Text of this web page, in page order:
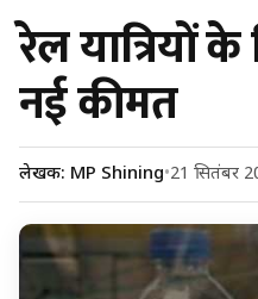
रेल यात्रियों
नई कीमत
लेखक: MP Shining•21 सितंबर